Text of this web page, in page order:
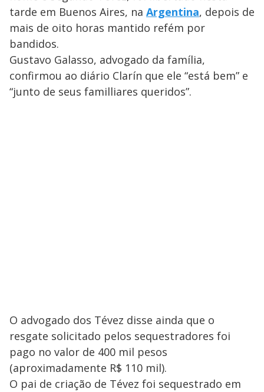
tarde em Buenos Aires, na Argentina, depois de
mais de oito horas mantido refém por
bandidos.
Gustavo Galasso, advogado da família,
confirmou ao diário Clarín que ele “está bem” e
“junto de seus familliares queridos”.
O advogado dos Tévez disse ainda que o
resgate solicitado pelos sequestradores foi
pago no valor de 400 mil pesos
(aproximadamente R$ 110 mil).
O pai de criação de Tévez foi sequestrado em